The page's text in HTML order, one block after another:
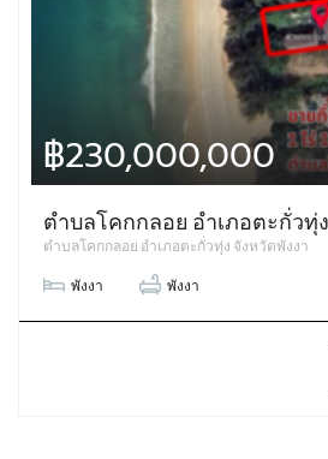
฿230,000,000
ตำบลโคกกลอย อำเภอตะกั่วทุ่
ตำบลโคกกลอย อำเภอตะกั่วทุ่ง จังหวัดพังงา
พังงา พังงา